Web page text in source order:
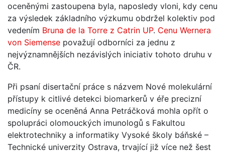
oceněnými zastoupena byla, naposledy vloni, kdy cenu
za výsledek základního výzkumu obdržel kolektiv pod
vedením Bruna de la Torre z Catrin UP. Cenu Wernera
von Siemense považují odborníci za jednu z
nejvýznamnějších nezávislých iniciativ tohoto druhu v
ČR.
Při psaní disertační práce s názvem Nové molekulární
přístupy k citlivé detekci biomarkerů v éře precizní
medicíny se oceněná Anna Petráčková mohla opřít o
spolupráci olomouckých imunologů s Fakultou
elektrotechniky a informatiky Vysoké školy báňské –
Technické univerzity Ostrava, trvající již více než šest